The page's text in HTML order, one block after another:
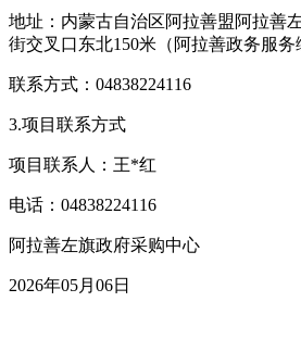
地址：内蒙古自治区阿拉善盟阿拉善
街交叉口东北150米（阿拉善政务服务
联系方式：04838224116
3.项目联系方式
项目联系人：王*红
电话：04838224116
阿拉善左旗政府采购中心
2026年05月06日